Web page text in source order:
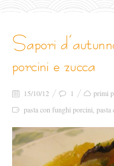
sapori d’autunno…bucatini con funghi
porcini e zucca
15/10/12 1 primi
pasta con funghi porcini pasta